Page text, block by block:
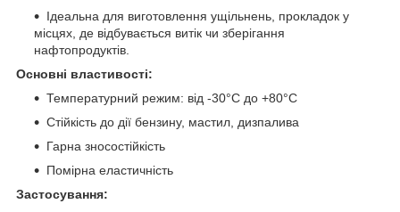
Ідеальна для виготовлення ущільнень, прокладок у
місцях, де відбувається витік чи зберігання
нафтопродуктів.
Основні властивості:
Температурний режим: від -30°C до +80°C
Стійкість до дії бензину, мастил, дизпалива
Гарна зносостійкість
Помірна еластичність
Застосування: